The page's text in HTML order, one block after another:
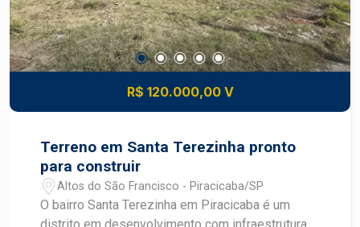
transportes, serviços e lazer comunitário
Construa o imóvel dos seus sonhos com
segurança e excelente potencial de valorização.
Construa seu futuro com quem é agente de
desenvolvimento do mercado imobiliário de
Piracicaba. Agende sua visita.
R$ 120.000,00 V
Terreno em Santa Terezinha pronto
para construir
Altos do São Francisco - Piracicaba/SP
O bairro Santa Terezinha em Piracicaba é um